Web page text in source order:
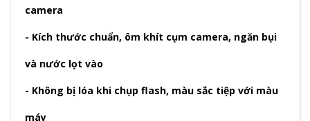
camera
- Kích thước chuẩn, ôm khít cụm camera, ngăn bụi
và nước lọt vào
- Không bị lóa khi chụp flash, màu sắc tiệp với màu
máy